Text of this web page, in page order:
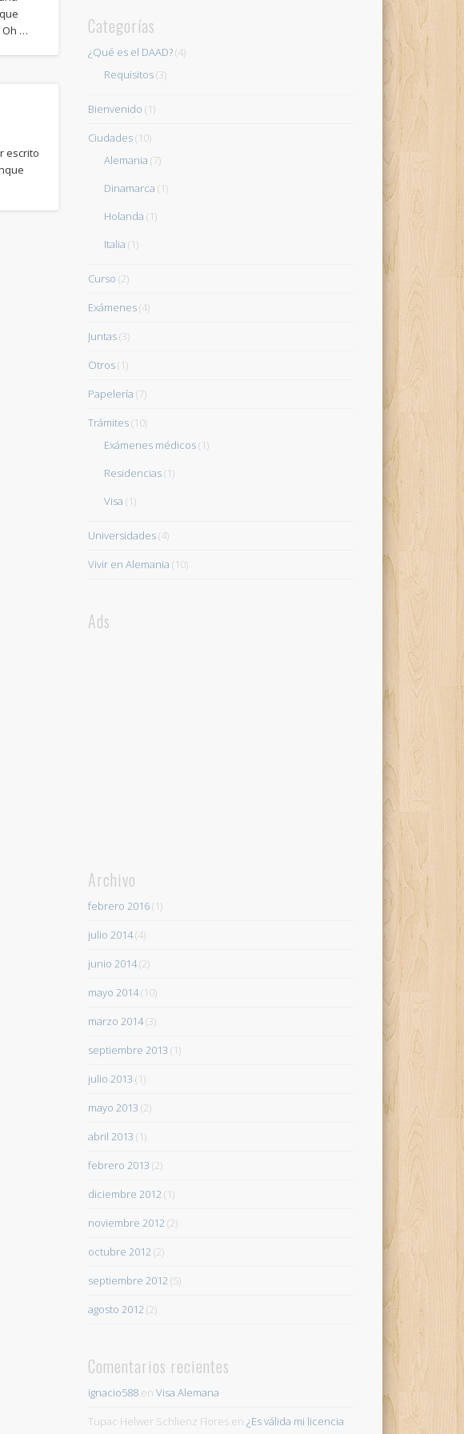
Oh …
escrito
Categorías
¿Qué es el DAAD?(4)
Requisitos(3)
Bienvenido (1)
Ciudades(10)
Alemania (7)
Dinamarca (1)
Holanda (1)
Italia (1)
Curso (2)
Exámenes(4)
Juntas(3)
Otros(1)
Papelería (7)
Trámites(10)
Exámenes médicos(1)
Residencias(1)
Visa (1)
Universidades(4)
Vivir en Alemania (10)
Ads
Archivo
febrero 2016(1)
julio 2014(4)
junio 2014(2)
mayo 2014(10)
marzo 2014(3)
septiembre 2013 (1)
julio 2013 (1)
mayo 2013 (2)
abril 2013 (1)
febrero 2013 (2)
diciembre 2012 (1)
noviembre 2012 (2)
octubre 2012 (2)
septiembre 2012 (5)
agosto 2012 (2)
Comentarios recientes
ignacio588 enVisa Alemana
Tupac Helwer Schlienz Flores en¿Es válida mi licencia